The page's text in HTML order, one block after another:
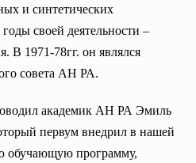
интенсивной терапии
болезней
и синтетических
своей деятельности –
В 1971-78гг. он являлся
совета АН РА.
академик АН РА Эмиль
первум внедрил в нашей
обучающую программу,